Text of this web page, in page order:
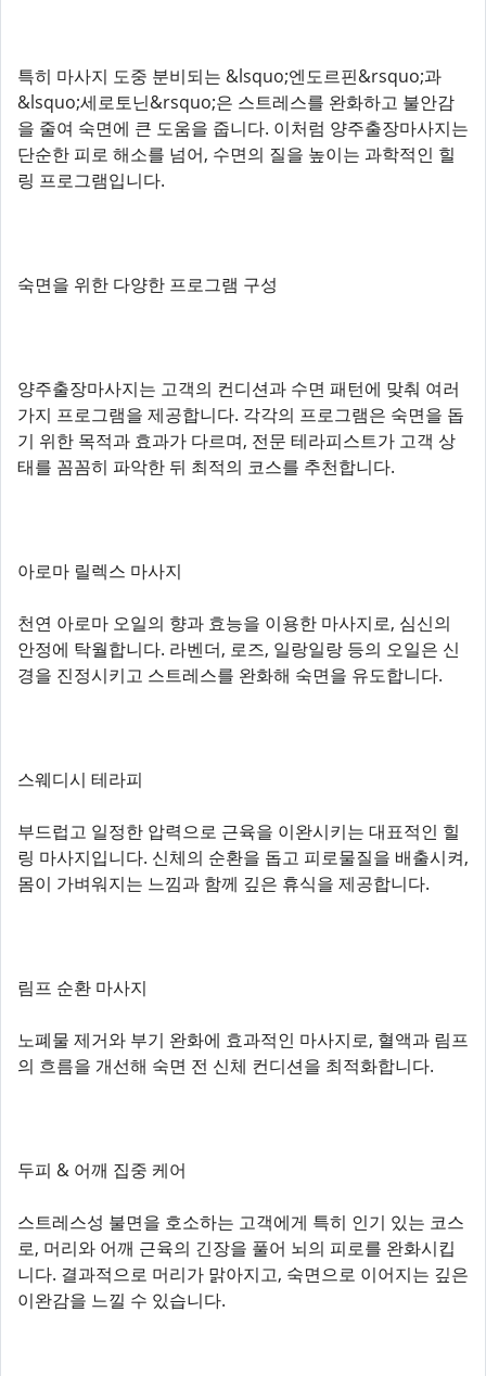
특히 마사지 도중 분비되는 &lsquo;엔도르핀&rsquo;과
&lsquo;세로토닌&rsquo;은 스트레스를 완화하고 불안감
을 줄여 숙면에 큰 도움을 줍니다. 이처럼 양주출장마사지는
단순한 피로 해소를 넘어, 수면의 질을 높이는 과학적인 힐
링 프로그램입니다.
숙면을 위한 다양한 프로그램 구성
양주출장마사지는 고객의 컨디션과 수면 패턴에 맞춰 여러
가지 프로그램을 제공합니다. 각각의 프로그램은 숙면을 돕
기 위한 목적과 효과가 다르며, 전문 테라피스트가 고객 상
태를 꼼꼼히 파악한 뒤 최적의 코스를 추천합니다.
아로마 릴렉스 마사지
천연 아로마 오일의 향과 효능을 이용한 마사지로, 심신의
안정에 탁월합니다. 라벤더, 로즈, 일랑일랑 등의 오일은 신
경을 진정시키고 스트레스를 완화해 숙면을 유도합니다.
스웨디시 테라피
부드럽고 일정한 압력으로 근육을 이완시키는 대표적인 힐
링 마사지입니다. 신체의 순환을 돕고 피로물질을 배출시켜,
몸이 가벼워지는 느낌과 함께 깊은 휴식을 제공합니다.
림프 순환 마사지
노폐물 제거와 부기 완화에 효과적인 마사지로, 혈액과 림프
의 흐름을 개선해 숙면 전 신체 컨디션을 최적화합니다.
두피 & 어깨 집중 케어
스트레스성 불면을 호소하는 고객에게 특히 인기 있는 코스
로, 머리와 어깨 근육의 긴장을 풀어 뇌의 피로를 완화시킵
니다. 결과적으로 머리가 맑아지고, 숙면으로 이어지는 깊은
이완감을 느낄 수 있습니다.